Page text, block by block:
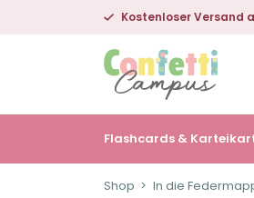
Kostenloser Versand
Flashcards &
Shop In die